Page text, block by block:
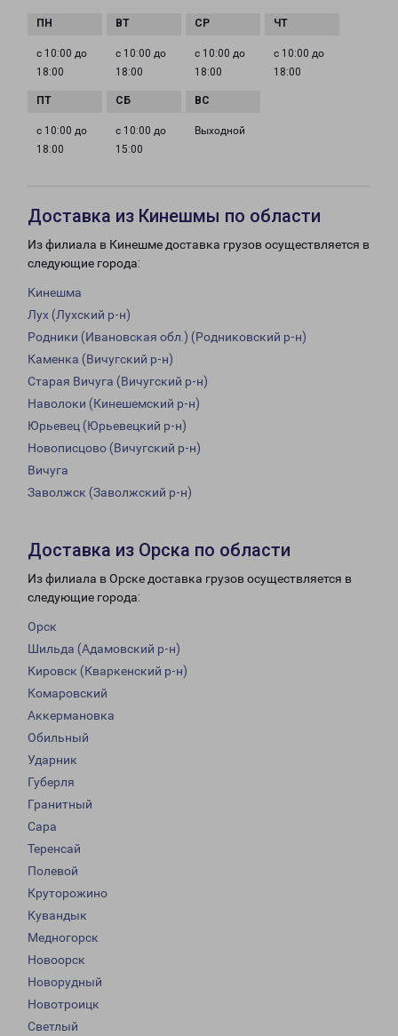
с 10:00 до
18:00
с 10:00 до
18:00
с 10:00 до
18:00
с 10:00 до
18:00
с 10:00 до
18:00
с 10:00 до
15:00
Выходной
Доставка из Кинешмы по области
Из филиала в Кинешме доставка грузов осуществляется в
следующие города:
Кинешма
Лух (Лухский р-н)
Родники (Ивановская обл.) (Родниковский р-н)
Каменка (Вичугский р-н)
Старая Вичуга (Вичугский р-н)
Наволоки (Кинешемский р-н)
Юрьевец (Юрьевецкий р-н)
Новописцово (Вичугский р-н)
Вичуга
Заволжск (Заволжский р-н)
Доставка из Орска по области
Из филиала в Орске доставка грузов осуществляется в
следующие города:
Орск
Шильда (Адамовский р-н)
Кировск (Кваркенский р-н)
Комаровский
Аккермановка
Обильный
Ударник
Губерля
Гранитный
Сара
Теренсай
Полевой
Круторожино
Кувандык
Медногорск
Новоорск
Новорудный
Новотроицк
Светлый